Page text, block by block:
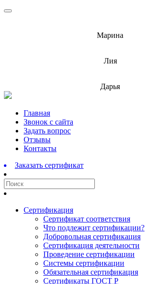
Марина
Лия
Дарья
Перейти
содержимому
Главная
Звонок с сайта
Задать вопрос
Отзывы
Контакты
Заказать сертификат
Сертификация
Сертификат соответствия
Что подлежит сертификации?
Добровольная сертификация
Сертификация деятельности
Проведение сертификации
Системы сертификации
Обязательная сертификация
Сертификаты ГОСТ Р